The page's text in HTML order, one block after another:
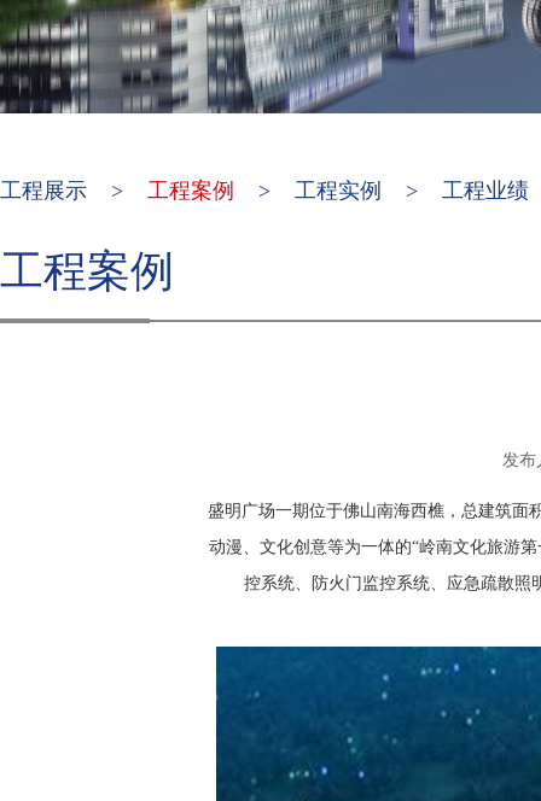
工程展示 > 工程案例 > 工程实例 > 工程业绩
工程案例
发布
盛明广场一期位于佛山南海西樵，总建筑面
动漫、文化创意等为一体的“岭南文化旅游
控系统、防火门监控系统、 应急疏散照